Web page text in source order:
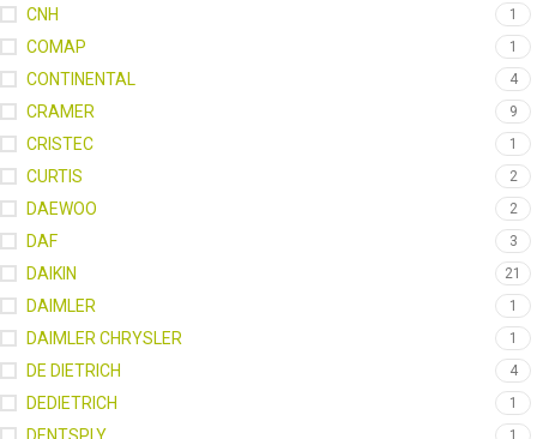
CNH 1
COMAP 1
CONTINENTAL 4
CRAMER 9
CRISTEC 1
CURTIS 2
DAEWOO 2
DAF 3
DAIKIN 21
DAIMLER 1
DAIMLER CHRYSLER 1
DE DIETRICH 4
DEDIETRICH 1
1